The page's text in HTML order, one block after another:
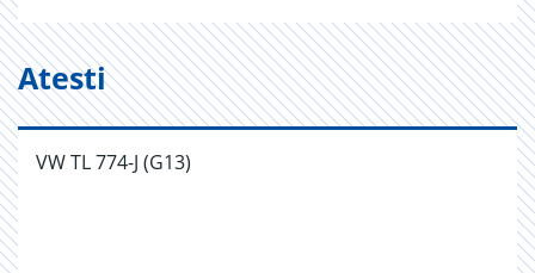
Atesti
VW TL 774-J (G13)